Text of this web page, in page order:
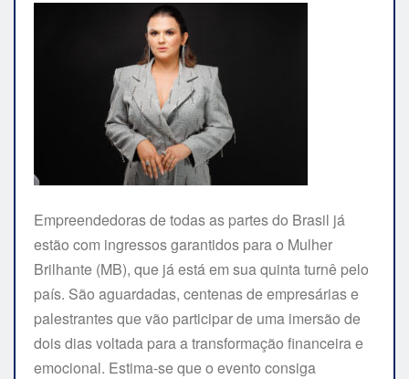
Empreendedoras de todas as partes do Brasil já
estão com ingressos garantidos para o Mulher
Brilhante (MB), que já está em sua quinta turnê pelo
país. São aguardadas, centenas de empresárias e
palestrantes que vão participar de uma imersão de
dois dias voltada para a transformação financeira e
emocional. Estima-se que o evento consiga